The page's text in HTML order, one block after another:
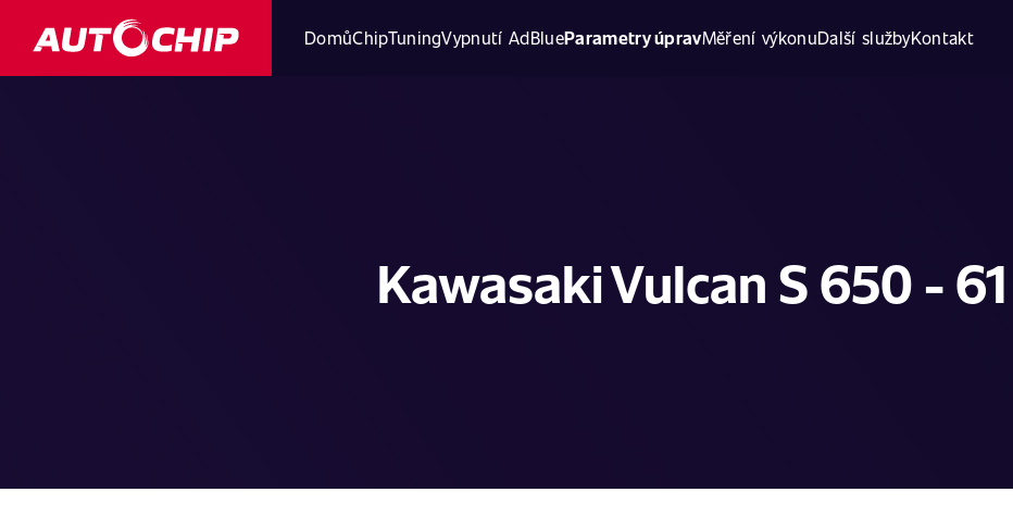
DomůChipTuningVypnutí AdBlueParametry úpravMěření výkonuDalší službyKontakt
Kawasaki Vulcan S 650 -